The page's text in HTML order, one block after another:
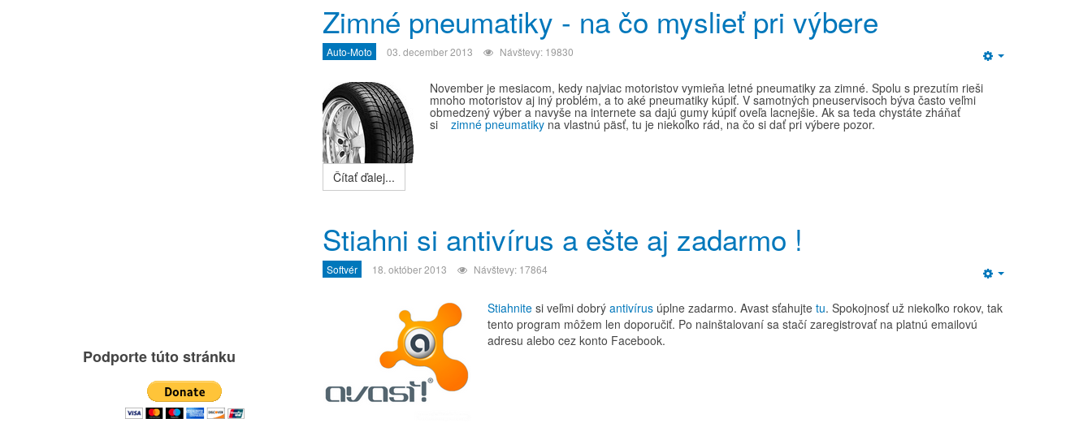
Zimné pneumatiky - na čo myslieť pri výbere
Auto-Moto 03. december 2013 Návštevy: 19830
November je mesiacom, kedy najviac motoristov vymieňa letné pneumatiky za zimné. Spolu s prezutím rieši
mnoho motoristov aj iný problém, a to aké pneumatiky kúpiť. V samotných pneuservisoch býva často veľmi
obmedzený výber a navyše na internete sa dajú gumy kúpiť oveľa lacnejšie. Ak sa teda chystáte zháňať
si zimné pneumatiky na vlastnú päsť, tu je niekoľko rád, na čo si dať pri výbere pozor.
Čítať ďalej...
Stiahni si antivírus a ešte aj zadarmo !
Softvér 18. október 2013 Návštevy: 17864
Stiahnite si veľmi dobrý antivírus úplne zadarmo. Avast sťahujte tu. Spokojnosť už niekoľko rokov, tak
tento program môžem len doporučiť. Po nainštalovaní sa stačí zaregistrovať na platnú emailovú
adresu alebo cez konto Facebook.
Podporte túto stránku